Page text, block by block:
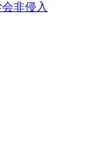
非侵入